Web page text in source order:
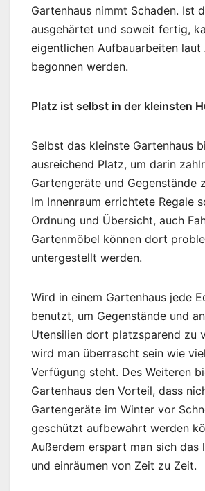
Gartenhaus nimmt Schaden. Ist
ausgehärtet und soweit fertig,
eigentlichen Aufbauarbeiten laut
begonnen werden.
Platz ist selbst in der kleinsten
Selbst das kleinste Gartenhaus
ausreichend Platz, um darin
Gartengeräte und Gegenstände
Im Innenraum errichtete Regale
Ordnung und Übersicht, auch
Gartenmöbel können dort
untergestellt werden.
Wird in einem Gartenhaus jede
benutzt, um Gegenstände und
Utensilien dort platzsparend zu
wird man überrascht sein wie
Verfügung steht. Des Weiteren
Gartenhaus den Vorteil, dass
Gartengeräte im Winter vor
geschützt aufbewahrt werden
Außerdem erspart man sich das
und einräumen von Zeit zu Zeit.